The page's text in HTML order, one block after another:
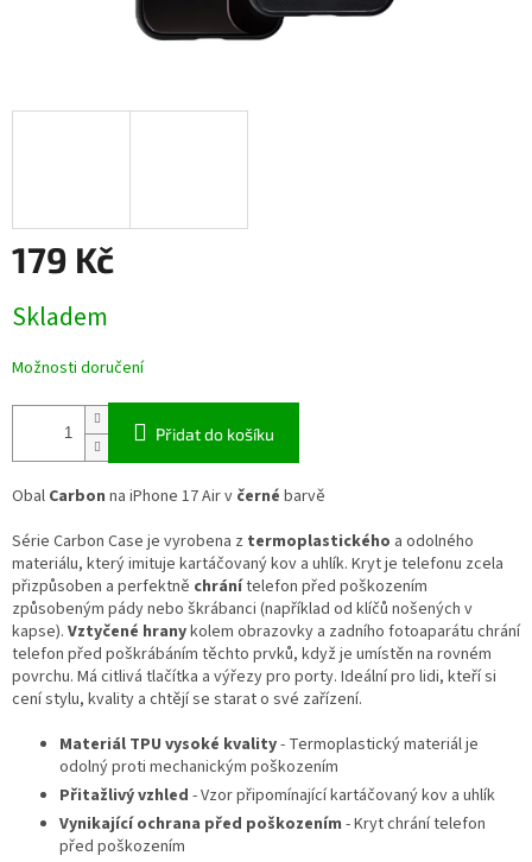
179 Kč
cena:
Skladem
Možnosti doručení
Přidat do košíku
Obal Carbon na iPhone 17 Air v černé barvě
Série Carbon Case je vyrobena z termoplastického a odolného
materiálu, který imituje kartáčovaný kov a uhlík. Kryt je telefonu zcela
přizpůsoben a perfektně chránítelefon před poškozením
způsobeným pády nebo škrábanci (například od klíčů nošených v
kapse). Vztyčené hranykolem obrazovky a zadního fotoaparátu chrání
telefon před poškrábáním těchto prvků, když je umístěn na rovném
povrchu. Má citlivá tlačítka a výřezy pro porty. Ideální pro lidi, kteří si
cení stylu, kvality a chtějí se starat o své zařízení.
Materiál TPU vysoké kvality- Termoplastický materiál je
odolný proti mechanickým poškozením
Přitažlivý vzhled - Vzor připomínající kartáčovaný kov a uhlík
Vynikající ochrana před poškozením - Kryt chrání telefon
před poškozením